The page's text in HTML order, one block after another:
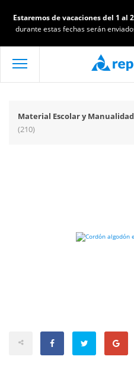
Estaremos de vacaciones del 1 al
durante estas fechas serán
Material Escolar y
(210)